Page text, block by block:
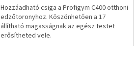
Hozzáadható csiga a Profigym C400 otthoni
edzőtoronyhoz. Köszönhetően a 17
állítható magasságnak az egész testet
erősítheted vele.